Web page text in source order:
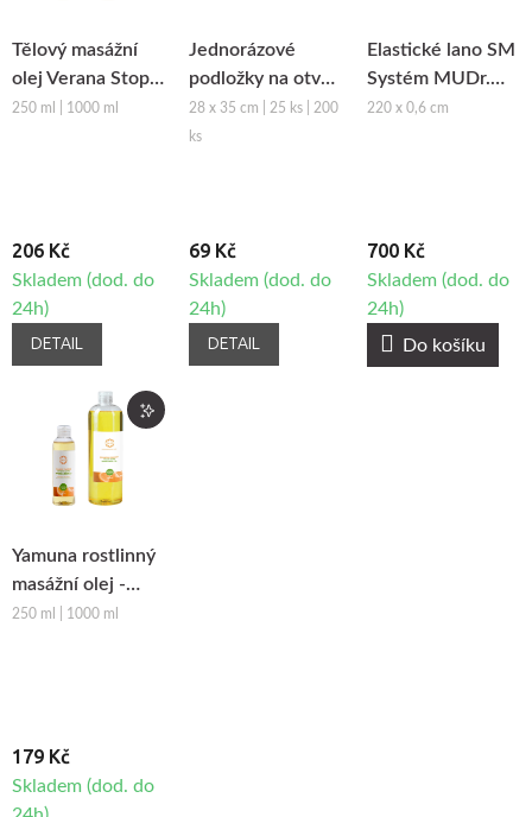
Tělový masážní
olej Verana Stop
Celulitidě
250 ml | 1000 ml
206 Kč
Skladem (dod. do
24h)
DETAIL
Jednorázové
podložky na otvor
obličeje z netkané
textilie Fabulo
28 x 35 cm | 25 ks | 200
ks
69 Kč
Skladem (dod. do
24h)
DETAIL
Elastické lano SM
Systém MUDr.
Smíšek - růžová
220 x 0,6 cm
700 Kč
Skladem (dod. do
24h)
Do košíku
Yamuna rostlinný
masážní olej -
Pomeranč-
250 ml | 1000 ml
179 Kč
Skladem (dod. do